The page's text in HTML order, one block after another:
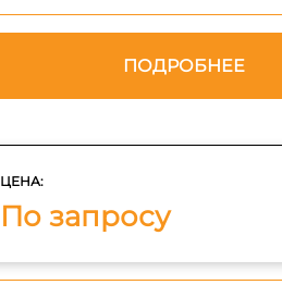
ПОДРОБНЕЕ
ЦЕНА:
По запросу